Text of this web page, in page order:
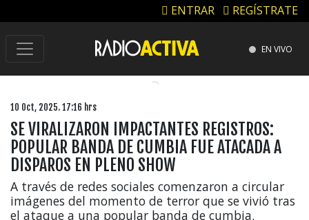
ENTRAR REGÍSTRATE
EN VIVO
10 Oct, 2025. 17:16 hrs
SE VIRALIZARON IMPACTANTES REGISTROS:
POPULAR BANDA DE CUMBIA FUE ATACADA A
DISPAROS EN PLENO SHOW
A través de redes sociales comenzaron a circular
imágenes del momento de terror que se vivió tras
el ataque a una popular banda de cumbia.